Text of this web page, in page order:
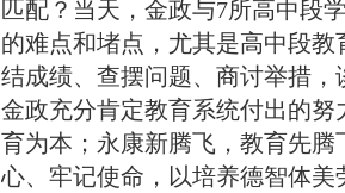
匹配？当天，金政与7所高中段
的难点和堵点，尤其是高中段
结成绩、查摆问题、商讨举措，
金政充分肯定教育系统付出的
育为本；永康新腾飞，教育先
心、牢记使命，以培养德智体